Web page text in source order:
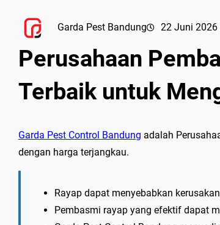
Garda Pest Bandung 22 Juni 2026
Perusahaan
Terbaik untuk
Garda Pest Control Bandung adalah
dengan harga terjangkau.
Rayap dapat menyebabkan
Pembasmi rayap yang efektif dapat